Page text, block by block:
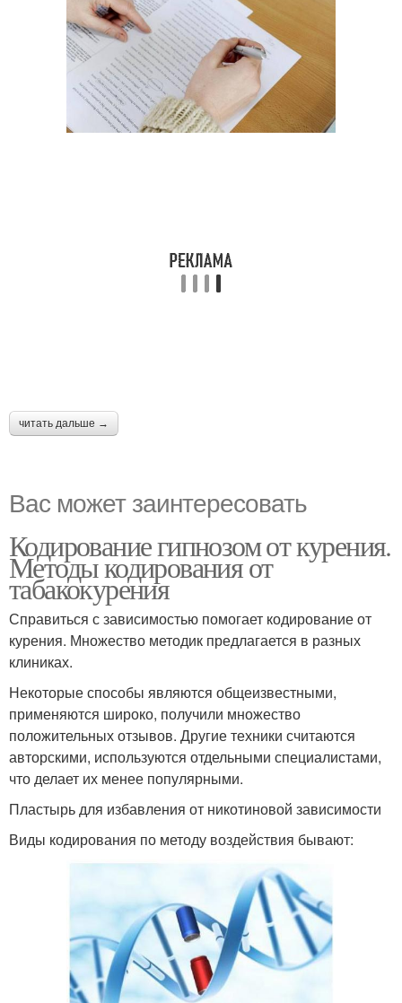
читать дальше →
Вас может заинтересовать
Кодирование гипнозом от курения.
Методы кодирования от
табакокурения
Справиться с зависимостью помогает кодирование от
курения. Множество методик предлагается в разных
клиниках.
Некоторые способы являются общеизвестными,
применяются широко, получили множество
положительных отзывов. Другие техники считаются
авторскими, используются отдельными специалистами,
что делает их менее популярными.
Пластырь для избавления от никотиновой зависимости
Виды кодирования по методу воздействия бывают: